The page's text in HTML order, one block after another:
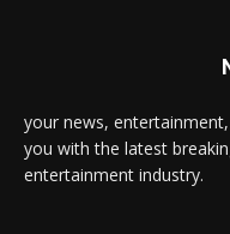
your news,
you with the latest
entertainment industry.